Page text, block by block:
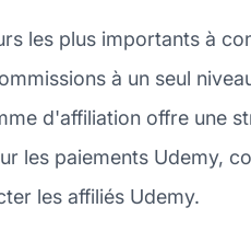
les plus importants à
à un seul
d'affiliation offre une
les paiements Udemy,
les affiliés Udemy.